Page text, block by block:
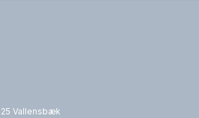
Vallensbæk